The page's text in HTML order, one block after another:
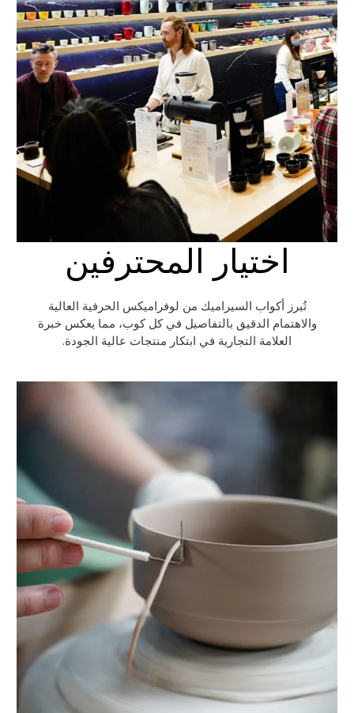
اختيار المحترفين
تُبرز أكواب السيراميك من لوفراميكس الحرفية العالية
والاهتمام الدقيق بالتفاصيل في كل كوب، مما يعكس خبرة
العلامة التجارية في ابتكار منتجات عالية الجودة.